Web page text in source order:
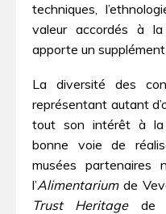
techniques,
valeur accordés à
apporte un supplément
La diversité des
représentant autant
tout son intérêt à la
bonne voie de
musées partenaires
l’Alimentariumde
Trust Heritagede